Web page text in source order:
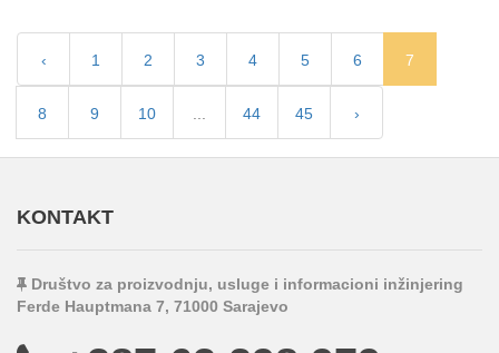
‹ 1 2 3 4 5 6 7
8 9 10 44 45 ›
KONTAKT
Društvo za proizvodnju, usluge i informacioni inžinjering
Ferde Hauptmana 7, 71000 Sarajevo